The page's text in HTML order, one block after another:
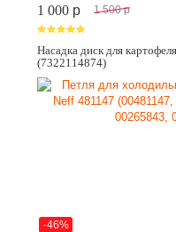
1 000 p 1 500 p
Насадка диск для
(7322114874)
-46%